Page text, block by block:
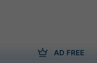
AD FREE